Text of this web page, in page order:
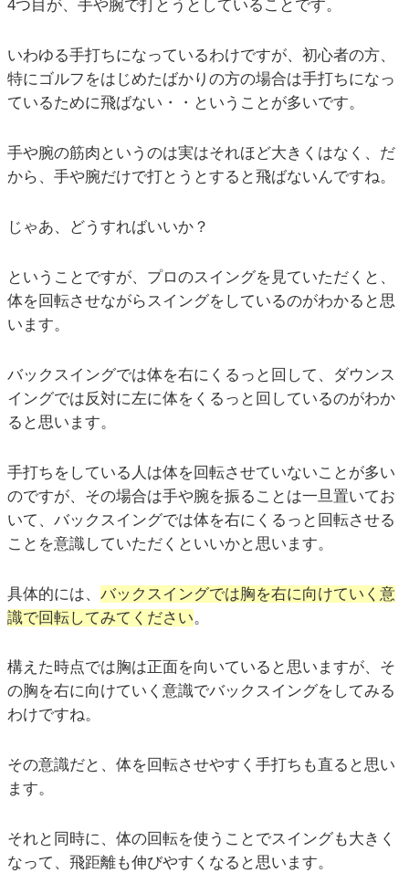
4つ目が、手や腕で打とうとしていることです。
いわゆる手打ちになっているわけですが、初心者の方、
特にゴルフをはじめたばかりの方の場合は手打ちになっ
ているために飛ばない・・ということが多いです。
手や腕の筋肉というのは実はそれほど大きくはなく、だ
から、手や腕だけで打とうとすると飛ばないんですね。
じゃあ、どうすればいいか？
ということですが、プロのスイングを見ていただくと、
体を回転させながらスイングをしているのがわかると思
います。
バックスイングでは体を右にくるっと回して、ダウンス
イングでは反対に左に体をくるっと回しているのがわか
ると思います。
手打ちをしている人は体を回転させていないことが多い
のですが、その場合は手や腕を振ることは一旦置いてお
いて、バックスイングでは体を右にくるっと回転させる
ことを意識していただくといいかと思います。
具体的には、 バックスイングでは胸を右に向けていく意
識で回転してみてください。
構えた時点では胸は正面を向いていると思いますが、そ
の胸を右に向けていく意識でバックスイングをしてみる
わけですね。
その意識だと、体を回転させやすく手打ちも直ると思い
ます。
それと同時に、体の回転を使うことでスイングも大きく
なって、飛距離も伸びやすくなると思います。